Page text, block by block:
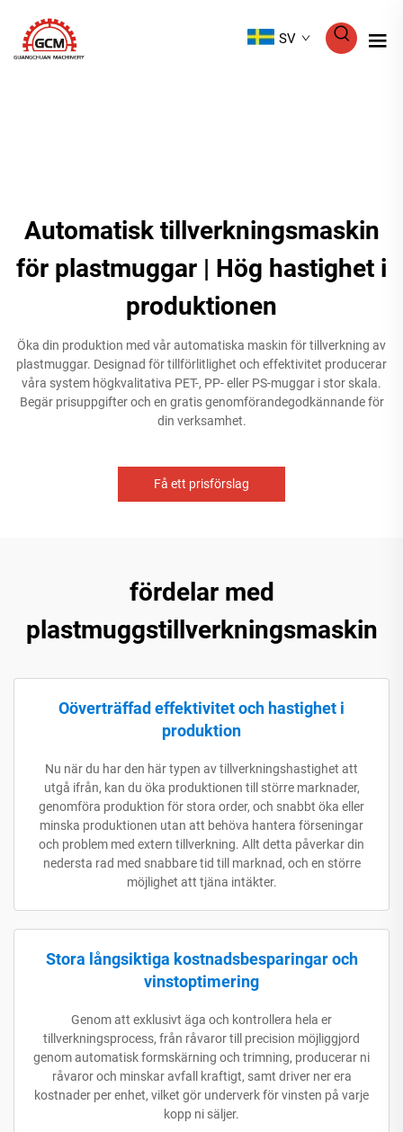
SV
Automatisk tillverkningsmaskin
för plastmuggar | Hög hastighet i
produktionen
Öka din produktion med vår automatiska maskin för tillverkning av
plastmuggar. Designad för tillförlitlighet och effektivitet producerar
våra system högkvalitativa PET-, PP- eller PS-muggar i stor skala.
Begär prisuppgifter och en gratis genomförandegodkännande för
din verksamhet.
Få ett prisförslag
fördelar med
plastmuggstillverkningsmaskin
Oöverträffad effektivitet och hastighet i
produktion
Nu när du har den här typen av tillverkningshastighet att
utgå ifrån, kan du öka produktionen till större marknader,
genomföra produktion för stora order, och snabbt öka eller
minska produktionen utan att behöva hantera förseningar
och problem med extern tillverkning. Allt detta påverkar din
nedersta rad med snabbare tid till marknad, och en större
möjlighet att tjäna intäkter.
Stora långsiktiga kostnadsbesparingar och
vinstoptimering
Genom att exklusivt äga och kontrollera hela er
tillverkningsprocess, från råvaror till precision möjliggjord
genom automatisk formskärning och trimning, producerar ni
råvaror och minskar avfall kraftigt, samt driver ner era
kostnader per enhet, vilket gör underverk för vinsten på varje
kopp ni säljer.